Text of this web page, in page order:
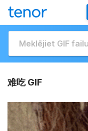
难吃 GIF